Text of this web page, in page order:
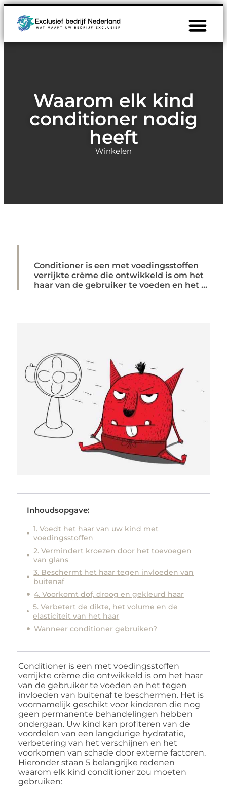
Waarom elk kind
conditioner nodig
heeft
Winkelen
Conditioner is een met voedingsstoffen
verrijkte crème die ontwikkeld is om het
haar van de gebruiker te voeden en het ...
Inhoudsopgave:
1. Voedt het haar van uw kind met
voedingsstoffen
2. Vermindert kroezen door het toevoegen
van glans
3. Beschermt het haar tegen invloeden van
buitenaf
4. Voorkomt dof, droog en gekleurd haar
5. Verbetert de dikte, het volume en de
elasticiteit van het haar
Wanneer conditioner gebruiken?
Conditioner is een met voedingsstoffen
verrijkte crème die ontwikkeld is om het haar
van de gebruiker te voeden en het tegen
invloeden van buitenaf te beschermen. Het is
voornamelijk geschikt voor kinderen die nog
geen permanente behandelingen hebben
ondergaan. Uw kind kan profiteren van de
voordelen van een langdurige hydratatie,
verbetering van het verschijnen en het
voorkomen van schade door externe factoren.
Hieronder staan 5 belangrijke redenen
waarom elk kind conditioner zou moeten
gebruiken: